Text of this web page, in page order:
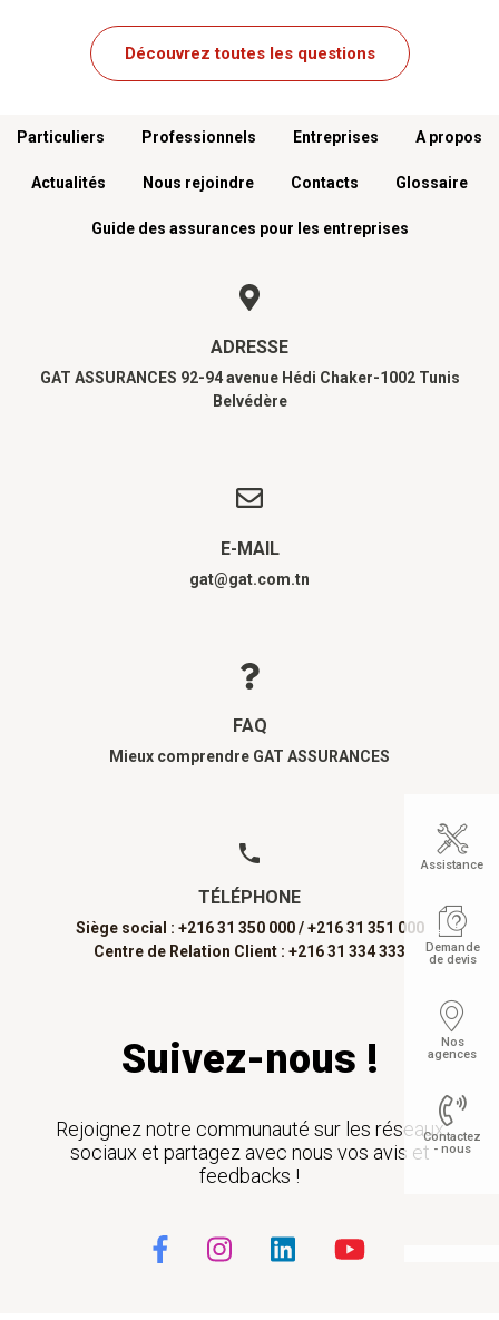
Découvrez toutes les questions
Menu footer
Particuliers Professionnels Entreprises A propos
Actualités Nous rejoindre Contacts Glossaire
Guide des assurances pour les entreprises
ADRESSE
GAT ASSURANCES 92-94 avenue Hédi Chaker-1002 Tunis
Belvédère
E-MAIL
gat@gat.com.tn
FAQ
Mieux comprendre GAT ASSURANCES
TÉLÉPHONE
Siège social : +216 31 350 000 / +216 31 351 000
Centre de Relation Client : +216 31 334 333
Suivez-nous !
Rejoignez notre communauté sur les réseaux
sociaux et partagez avec nous vos avis et
feedbacks !
Assistance
Demande
de devis
Nos
agences
Contactez
- nous